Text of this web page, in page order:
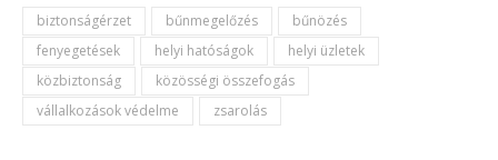
biztonságérzet bűnmegelőzés
bűnözés
fenyegetések
helyi hatóságok
helyi üzletek
közbiztonság
közösségi összefogás
vállalkozások védelme
zsarolás